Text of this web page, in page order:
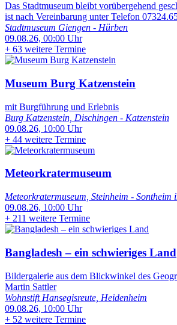
Das Stadtmuseum bleibt vorübergehend
ist nach Vereinbarung unter Telefon
Stadtmuseum Giengen - Hürben
09.08.26, 00:00 Uhr
+ 63 weitere Termine
Museum Burg Katzenstein
mit Burgführung und Erlebnis
Burg Katzenstein, Dischingen - Katzenstein
09.08.26, 10:00 Uhr
+ 44 weitere Termine
Meteorkratermuseum
Meteorkratermuseum, Steinheim - Sontheim
09.08.26, 10:00 Uhr
+ 211 weitere Termine
Bangladesh – ein schwieriges Land
Bildergalerie aus dem Blickwinkel des
Martin Sattler
Wohnstift Hansegisreute, Heidenheim
09.08.26, 10:00 Uhr
+ 52 weitere Termine